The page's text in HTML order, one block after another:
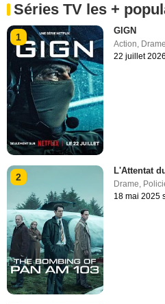
Séries TV les +
1
GIGN
Action, Drame
22 juillet
2
L'Attentat
Drame
18 mai 2025